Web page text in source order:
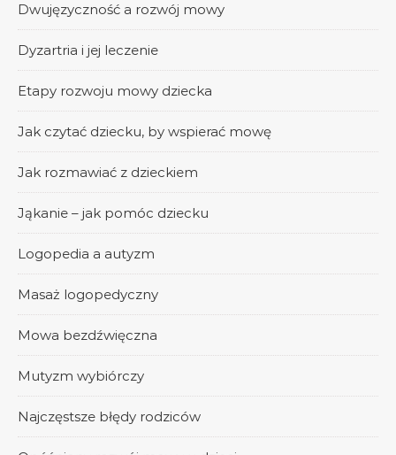
Dwujęzyczność a rozwój mowy
Dyzartria i jej leczenie
Etapy rozwoju mowy dziecka
Jak czytać dziecku, by wspierać mowę
Jak rozmawiać z dzieckiem
Jąkanie – jak pomóc dziecku
Logopedia a autyzm
Masaż logopedyczny
Mowa bezdźwięczna
Mutyzm wybiórczy
Najczęstsze błędy rodziców